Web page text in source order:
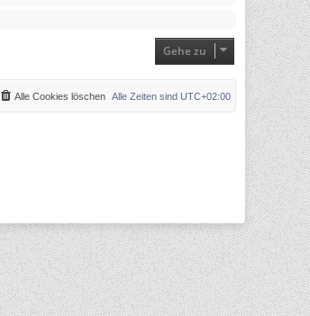
Gehe zu
Alle Zeiten sind UTC+02:00
Alle Cookies löschen